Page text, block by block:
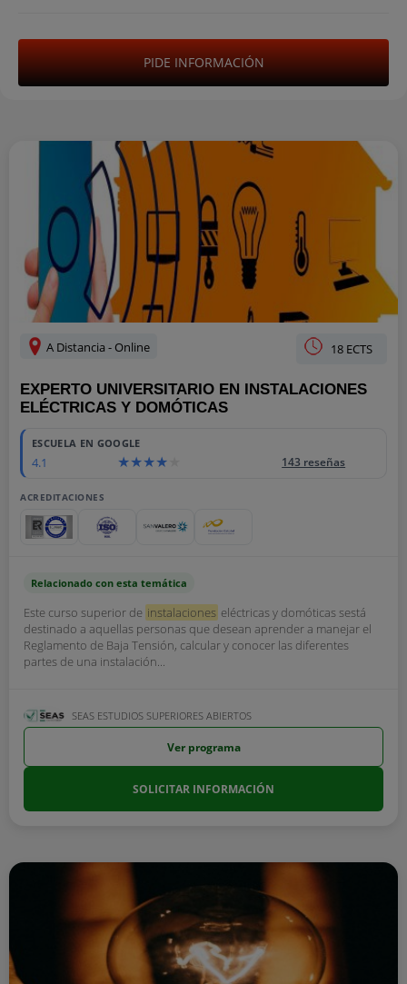
PIDE INFORMACIÓN
A Distancia - Online 18 ECTS
EXPERTO UNIVERSITARIO EN INSTALACIONES
ELÉCTRICAS Y DOMÓTICAS
ESCUELA EN GOOGLE
4.1 143 reseñas
ACREDITACIONES
Relacionado con esta temática
Este curso superior de instalaciones eléctricas y domóticas sestá
destinado a aquellas personas que desean aprender a manejar el
Reglamento de Baja Tensión, calcular y conocer las diferentes
partes de una instalación...
SEAS ESTUDIOS SUPERIORES ABIERTOS
Ver programa
SOLICITAR INFORMACIÓN